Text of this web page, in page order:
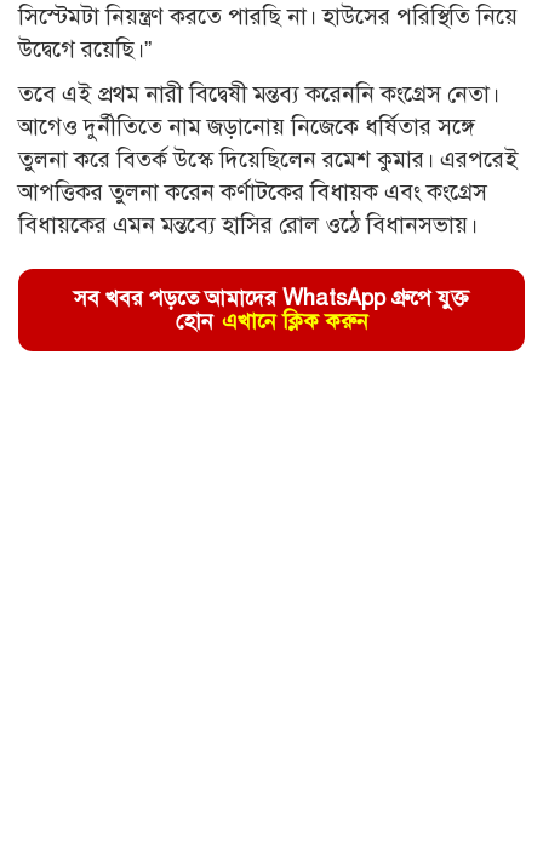
সিস্টেমটা নিয়ন্ত্রণ করতে পারছি না। হাউসের পরিস্থিতি নিয়ে
উদ্বেগে রয়েছি।”
তবে এই প্রথম নারী বিদ্বেষী মন্তব্য করেননি কংগ্রেস নেতা।
আগেও দুর্নীতিতে নাম জড়ানোয় নিজেকে ধর্ষিতার সঙ্গে
তুলনা করে বিতর্ক উস্কে দিয়েছিলেন রমেশ কুমার। এরপরেই
আপত্তিকর তুলনা করেন কর্ণাটকের বিধায়ক এবং কংগ্রেস
বিধায়কের এমন মন্তব্যে হাসির রোল ওঠে বিধানসভায়।
সব খবর পড়তে আমাদের WhatsApp গ্রুপে যুক্ত
হোন এখানে ক্লিক করুন